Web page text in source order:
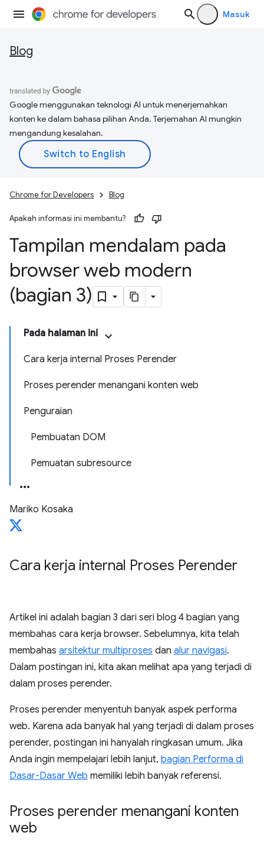
Masuk
Blog
Google menggunakan teknologi AI untuk menerjemahkan
konten ke dalam bahasa pilihan Anda. Terjemahan AI mungkin
mengandung kesalahan.
Chrome for Developers Blog
Apakah informasi ini membantu?
Tampilan mendalam pada
browser web modern
(bagian 3)
Pada halaman ini
Cara kerja internal Proses Perender
Proses perender menangani konten web
Penguraian
Pembuatan DOM
Pemuatan subresource
Mariko Kosaka
Cara kerja internal Proses Perender
Artikel ini adalah bagian 3 dari seri blog 4 bagian yang
membahas cara kerja browser. Sebelumnya, kita telah
membahas arsitektur multiproses dan alur navigasi.
Dalam postingan ini, kita akan melihat apa yang terjadi di
dalam proses perender.
Proses perender menyentuh banyak aspek performa
web. Karena ada banyak hal yang terjadi di dalam proses
perender, postingan ini hanyalah ringkasan umum. Jika
Anda ingin mempelajari lebih lanjut, bagian Performa di
Dasar-Dasar Web memiliki lebih banyak referensi.
Proses perender menangani konten
web